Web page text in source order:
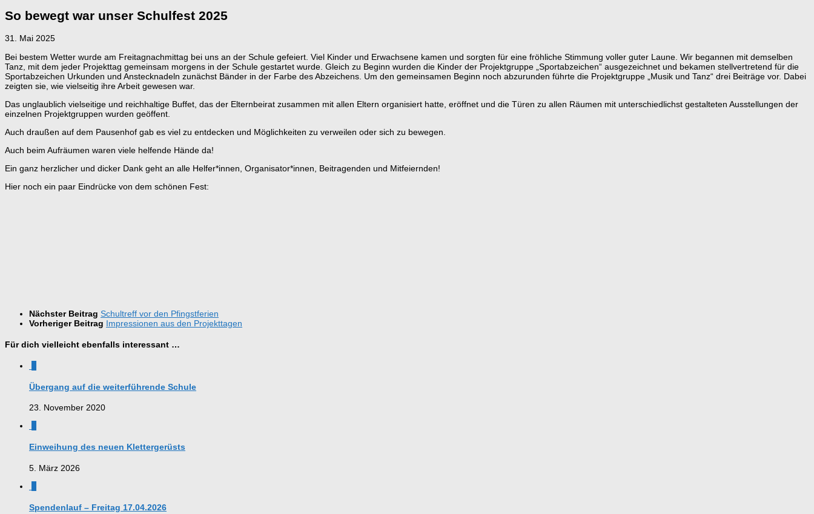
So bewegt war unser Schulfest 2025
31. Mai 2025
Bei bestem Wetter wurde am Freitagnachmittag bei uns an der Schule gefeiert. Viel Kinder und Erwachsene kamen und sorgten für eine fröhliche Stimmung voller guter Laune. Wir begannen mit demselben
Tanz, mit dem jeder Projekttag gemeinsam morgens in der Schule gestartet wurde. Gleich zu Beginn wurden die Kinder der Projektgruppe „Sportabzeichen“ ausgezeichnet und bekamen stellvertretend für die
Sportabzeichen Urkunden und Anstecknadeln zunächst Bänder in der Farbe des Abzeichens. Um den gemeinsamen Beginn noch abzurunden führte die Projektgruppe „Musik und Tanz“ drei Beiträge vor. Dabei
zeigten sie, wie vielseitig ihre Arbeit gewesen war.
Das unglaublich vielseitige und reichhaltige Buffet, das der Elternbeirat zusammen mit allen Eltern organisiert hatte, eröffnet und die Türen zu allen Räumen mit unterschiedlichst gestalteten Ausstellungen der
einzelnen Projektgruppen wurden geöffent.
Auch draußen auf dem Pausenhof gab es viel zu entdecken und Möglichkeiten zu verweilen oder sich zu bewegen.
Auch beim Aufräumen waren viele helfende Hände da!
Ein ganz herzlicher und dicker Dank geht an alle Helfer*innen, Organisator*innen, Beitragenden und Mitfeiernden!
Hier noch ein paar Eindrücke von dem schönen Fest:
Nächster Beitrag Schultreff vor den Pfingstferien
Vorheriger Beitrag Impressionen aus den Projekttagen
Für dich vielleicht ebenfalls interessant …
Übergang auf die weiterführende Schule
23. November 2020
Einweihung des neuen Klettergerüsts
5. März 2026
Spendenlauf – Freitag 17.04.2026